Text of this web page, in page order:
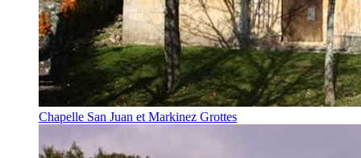
Chapelle San Juan et Markinez Grottes